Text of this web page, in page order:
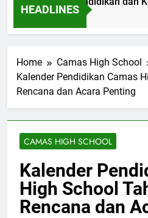
HEADLINES
Home Camas High School
Kalender Pendidikan Camas
Rencana dan Acara Penting
CAMAS HIGH SCHOOL
Kalender
High School
Rencana dan